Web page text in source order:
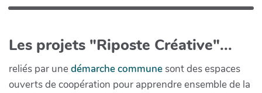
Les projets "Riposte Créative"...
reliés par unedémarche communesont des espaces
ouverts de coopération pour apprendre ensemble de la